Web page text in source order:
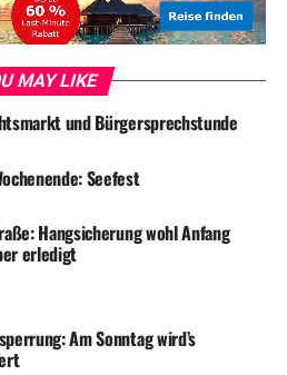
EARTH-MUSIC im Laden in der
(Ruhr) erhältlich, können
info@earth-music.de
ca. 20:00 Uhr
Draht im Bismarck-
MAY LIKE
und Bürgersprechstunde
Seefest
Hangsicherung wohl Anfang
erledigt
Am Sonntag wird’s